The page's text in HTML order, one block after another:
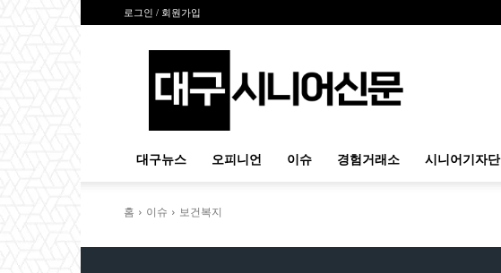
로그인 / 회원가입
시
대구뉴스 오피니언 이슈 경험거래소 시니어기자단
홈 이슈 보건복지